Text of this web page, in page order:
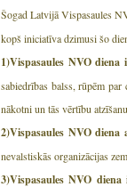
Šogad Latvijā Vispasaules
kopš iniciatīva dzimusi šo
1)Vispasaules NVO
sabiedrības balss, rūpēm
nākotni un tās vērtību
2)Vispasaules NVO
nevalstiskās organizācijas
3)Vispasaules NVO